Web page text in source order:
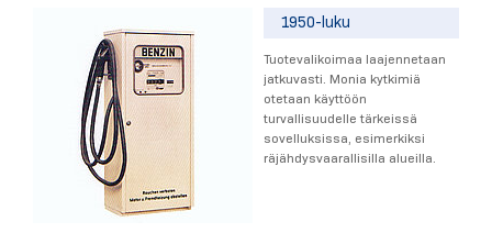
1950-luku
Tuotevalikoimaa laajennetaan
jatkuvasti. Monia kytkimiä
otetaan käyttöön
turvallisuudelle tärkeissä
sovelluksissa, esimerkiksi
räjähdysvaarallisilla alueilla.